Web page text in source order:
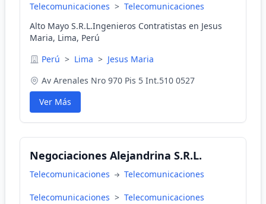
Telecomunicaciones > Telecomunicaciones
Alto Mayo S.R.L.Ingenieros Contratistas en Jesus
Maria, Lima, Perú
Perú > Lima > Jesus Maria
Av Arenales Nro 970 Pis 5 Int.510 0527
Ver Más
Negociaciones Alejandrina S.R.L.
Telecomunicaciones Telecomunicaciones
Telecomunicaciones > Telecomunicaciones